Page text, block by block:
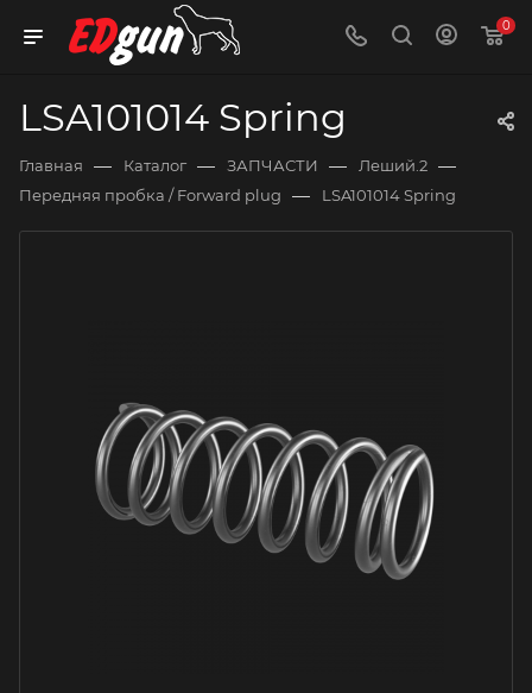
0
LSA101014 Spring
Главная — Каталог — ЗАПЧАСТИ — Леший.2 —
Передняя пробка / Forward plug — LSA101014 Spring